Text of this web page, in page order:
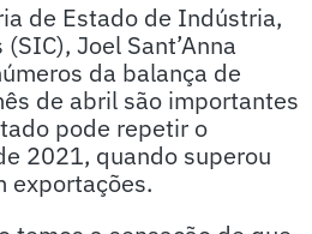
de Estado de Indústria,
Joel Sant’Anna
da balança de
de abril são importantes
pode repetir o
2021, quando superou
exportações.